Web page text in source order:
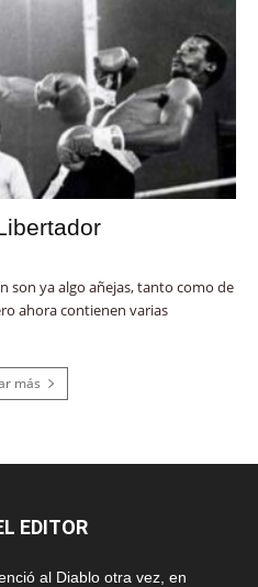
son ya algo añejas, tanto como de
ahora contienen varias
más
EDITOR
al Diablo otra vez, en